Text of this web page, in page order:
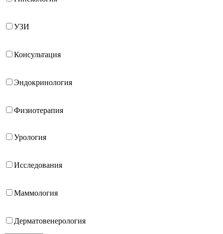
УЗИ
Консультация
Эндокринология
Физиотерапия
Урология
Исследования
Маммология
Дерматовенерология